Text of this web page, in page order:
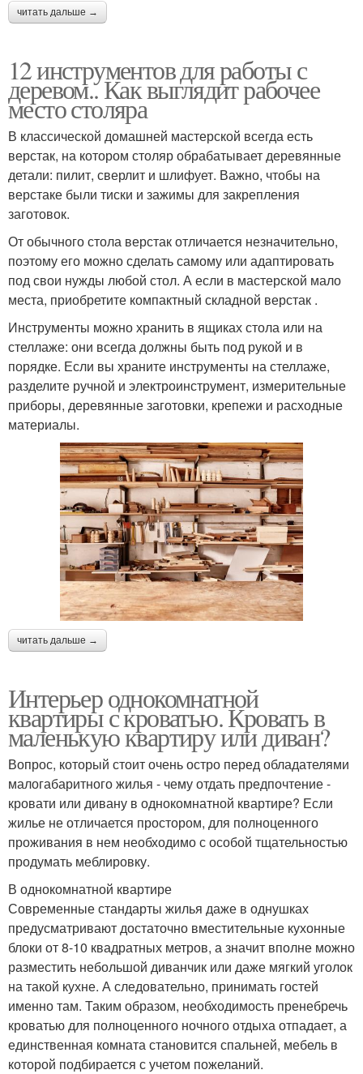
читать дальше →
12 инструментов для работы с
деревом.. Как выглядит рабочее
место столяра
В классической домашней мастерской всегда есть
верстак, на котором столяр обрабатывает деревянные
детали: пилит, сверлит и шлифует. Важно, чтобы на
верстаке были тиски и зажимы для закрепления
заготовок.
От обычного стола верстак отличается незначительно,
поэтому его можно сделать самому или адаптировать
под свои нужды любой стол. А если в мастерской мало
места, приобретите компактный складной верстак .
Инструменты можно хранить в ящиках стола или на
стеллаже: они всегда должны быть под рукой и в
порядке. Если вы храните инструменты на стеллаже,
разделите ручной и электроинструмент, измерительные
приборы, деревянные заготовки, крепежи и расходные
материалы.
читать дальше →
Интерьер однокомнатной
квартиры с кроватью. Кровать в
маленькую квартиру или диван?
Вопрос, который стоит очень остро перед обладателями
малогабаритного жилья - чему отдать предпочтение -
кровати или дивану в однокомнатной квартире? Если
жилье не отличается простором, для полноценного
проживания в нем необходимо с особой тщательностью
продумать меблировку.
В однокомнатной квартире
Современные стандарты жилья даже в однушках
предусматривают достаточно вместительные кухонные
блоки от 8-10 квадратных метров, а значит вполне можно
разместить небольшой диванчик или даже мягкий уголок
на такой кухне. А следовательно, принимать гостей
именно там. Таким образом, необходимость пренебречь
кроватью для полноценного ночного отдыха отпадает, а
единственная комната становится спальней, мебель в
которой подбирается с учетом пожеланий.